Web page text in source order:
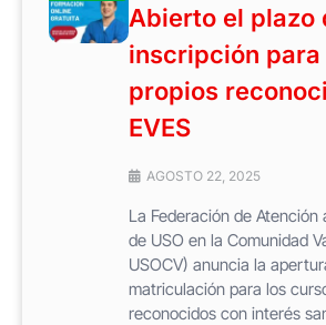
Abierto el plazo
inscripción
propios
EVES
AGOSTO 22, 2025
La Federación de Atención
de USO en la Comunidad
USOCV) anuncia la
matriculación para los
reconocidos con interés